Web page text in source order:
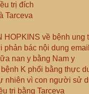
trị đích
Tarceva
HOPKINS về bệnh ung
phản bác nội dung
nan y bằng Nam y
K phổi bằng thực
nhiên vì con người sử
trị bằng Tarceva